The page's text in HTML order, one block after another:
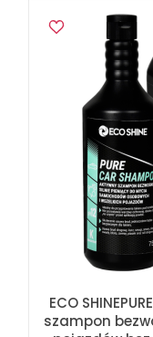
ECO
szampon